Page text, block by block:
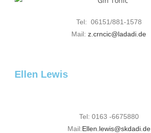
Tel: 06151/881-1578
Mail: z.crncic@ladadi.de
Ellen Lewis
Tel: 0163 -6675880
Mail:Ellen.lewis@skdadi.de